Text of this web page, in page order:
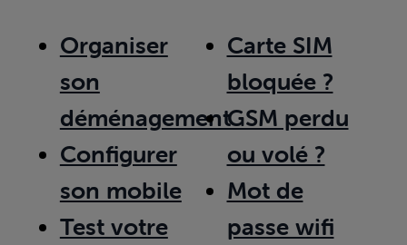
Organiser
son
déménagement
Configurer
son mobile
Test votre
Carte SIM
bloquée ?
GSM perdu
ou volé ?
Mot de
passe wifi